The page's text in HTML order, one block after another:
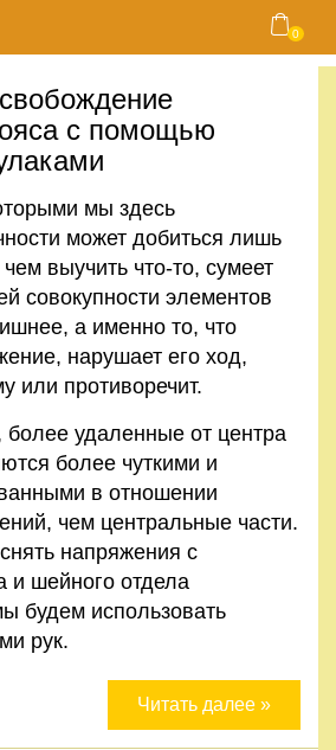
0
с помощью
мы здесь
может добиться лишь
выучить что-то, сумеет
совокупности элементов
а именно то, что
нарушает его ход,
или противоречит.
удаленные от центра
более чуткими и
в отношении
чем центральные части.
напряжения с
и шейного отдела
будем использовать
рук.
Читать далее »